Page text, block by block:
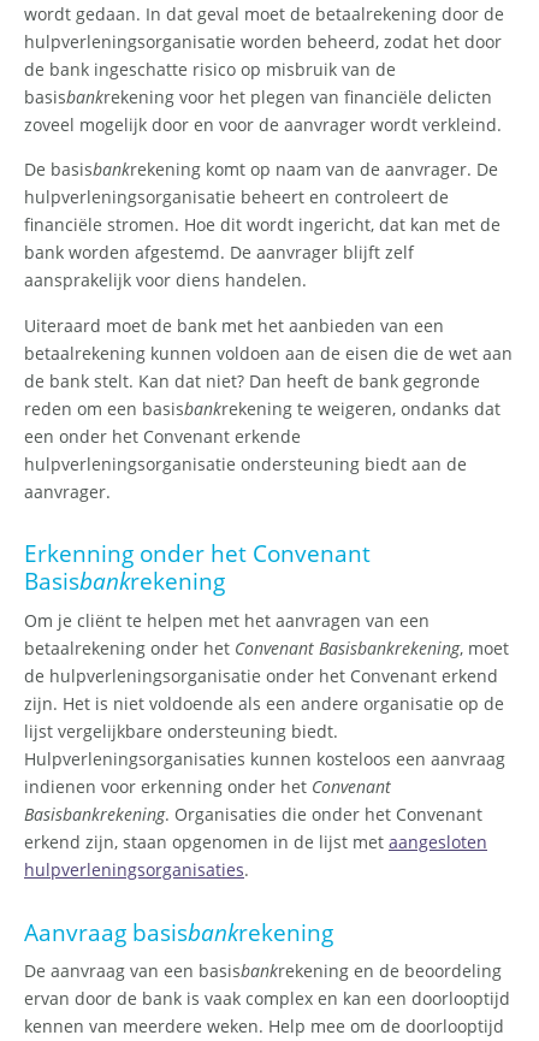
wordt gedaan. In dat geval moet de betaalrekening door de
hulpverleningsorganisatie worden beheerd, zodat het door
de bank ingeschatte risico op misbruik van de
basisbankrekening voor het plegen van financiële delicten
zoveel mogelijk door en voor de aanvrager wordt verkleind.
De basisbankrekening komt op naam van de aanvrager. De
hulpverleningsorganisatie beheert en controleert de
financiële stromen. Hoe dit wordt ingericht, dat kan met de
bank worden afgestemd. De aanvrager blijft zelf
aansprakelijk voor diens handelen.
Uiteraard moet de bank met het aanbieden van een
betaalrekening kunnen voldoen aan de eisen die de wet aan
de bank stelt. Kan dat niet? Dan heeft de bank gegronde
reden om een basisbankrekening te weigeren, ondanks dat
een onder het Convenant erkende
hulpverleningsorganisatie ondersteuning biedt aan de
aanvrager.
Erkenning onder het Convenant
Basisbankrekening
Om je cliënt te helpen met het aanvragen van een
betaalrekening onder het Convenant Basisbankrekening, moet
de hulpverleningsorganisatie onder het Convenant erkend
zijn. Het is niet voldoende als een andere organisatie op de
lijst vergelijkbare ondersteuning biedt.
Hulpverleningsorganisaties kunnen kosteloos een aanvraag
indienen voor erkenning onder het Convenant
Basisbankrekening. Organisaties die onder het Convenant
erkend zijn, staan opgenomen in de lijst met aangesloten
hulpverleningsorganisaties.
Aanvraag basisbankrekening
De aanvraag van een basisbankrekening en de beoordeling
ervan door de bank is vaak complex en kan een doorlooptijd
kennen van meerdere weken. Help mee om de doorlooptijd